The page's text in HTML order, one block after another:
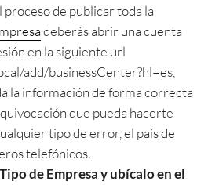
de publicar toda la
deberás abrir una cuenta
en la siguiente url
add/businessCenter?hl=es,
la información de forma correcta
que pueda hacerte
tipo de error, el país de
telefónicos.
de Empresa y ubícalo en el